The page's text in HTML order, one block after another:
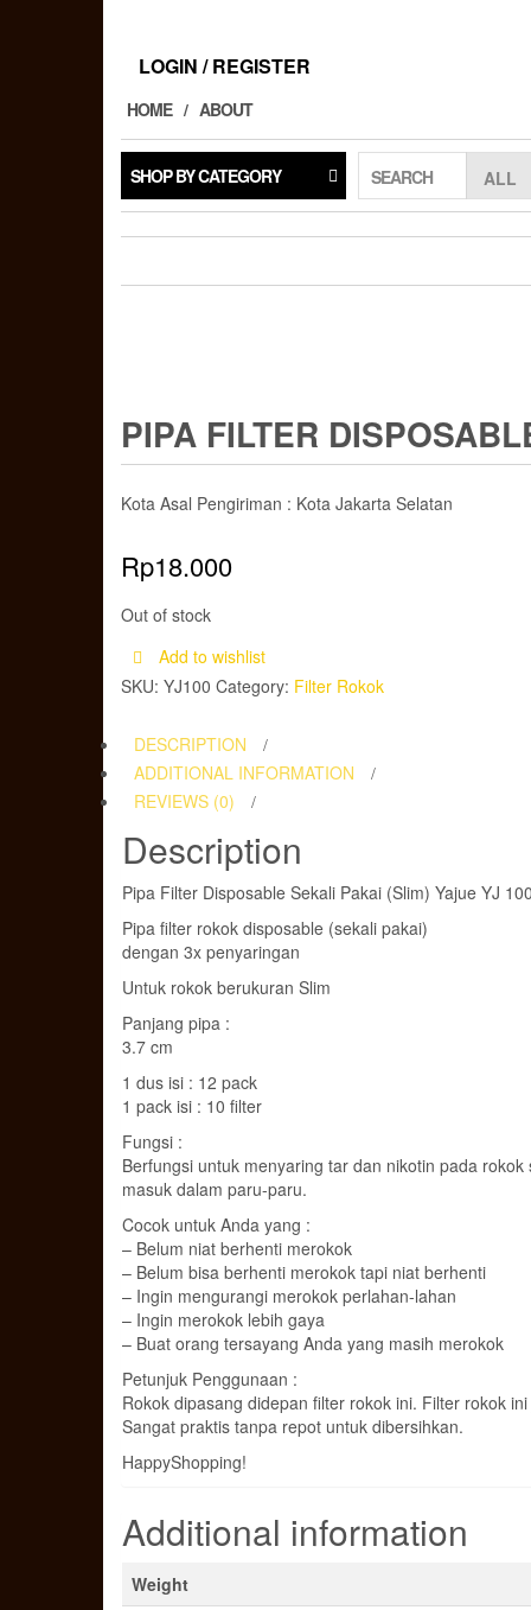
LOGIN / REGISTER
HOME ABOUT
SHOP BY CATEGORY SEARCH
PIPA FILTER
Kota Asal Pengiriman : Kota Jakarta Selatan
Rp18.000
Out of stock
Add to wishlist
SKU: YJ100 Category: Filter Rokok
DESCRIPTION
ADDITIONAL INFORMATION
REVIEWS (0)
Description
Pipa Filter Disposable Sekali Pakai (Slim) Yajue YJ 100
Pipa filter rokok disposable (sekali pakai)
dengan 3x penyaringan
Untuk rokok berukuran Slim
Panjang pipa :
3.7 cm
1 dus isi : 12 pack
1 pack isi : 10 filter
Fungsi :
Berfungsi untuk menyaring tar dan nikotin pada
masuk dalam paru-paru.
Cocok untuk Anda yang :
– Belum niat berhenti merokok
– Belum bisa berhenti merokok tapi niat berhenti
– Ingin mengurangi merokok perlahan-lahan
– Ingin merokok lebih gaya
– Buat orang tersayang Anda yang masih merokok
Petunjuk Penggunaan :
Rokok dipasang didepan filter rokok ini. Filter rokok
Sangat praktis tanpa repot untuk dibersihkan.
HappyShopping!
Additional information
Weight